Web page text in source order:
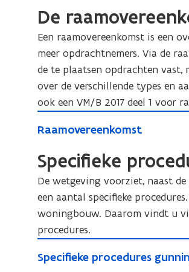
e
r
h
a
n
d
e
l
n
g
s
p
r
c
d
e
r
h
a
n
e
l
i
n
g
s
p
r
o
c
e
De
Een raamovereenkomst is een
meer opdrachtnemers. Via de
de te plaatsen opdrachten vast,
over de verschillende types en
ook een VM/B 2017 deel 1 voor
a
m
o
v
e
r
e
Raamovereenkomst
R
a
m
o
v
e
r
e
Specifieke
De wetgeving voorziet, naast
een aantal specifieke
woningbouw. Daarom vindt u
procedures.
p
Specifieke procedures
S